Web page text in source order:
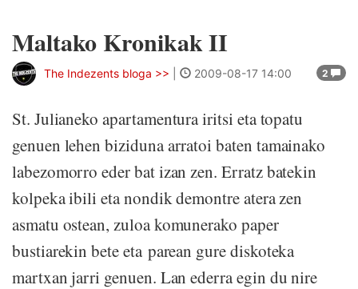
Maltako Kronikak II
2
The Indezents bloga >> 2009-08-17 14:00
St. Julianeko apartamentura iritsi eta topatu
genuen lehen biziduna arratoi baten tamainako
labezomorro eder bat izan zen. Erratz batekin
kolpeka ibili eta nondik demontre atera zen
asmatu ostean, zuloa komunerako paper
bustiarekin bete eta parean gure diskoteka
martxan jarri genuen. Lan ederra egin du nire